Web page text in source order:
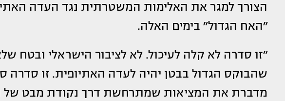
הצורך למגר את האלימות המשטרתית נגד העדה
״האח הגדול״ בימים האלה.
״זו סדרה לא קלה לעיכול. לא לציבור הישראלי ובטח
שהבוקס הגדול בבטן יהיה לעדה האתיופית. זו סדרה
מדברת את המציאות שמתרחשת דרך נקודת מבט של